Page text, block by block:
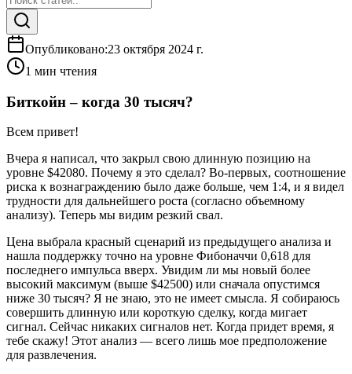
Опубликовано:23 октября 2024 г.
1 мин чтения
Биткойн – когда 30 тысяч?
Всем привет!
Вчера я написал, что закрыл свою длинную позицию на
уровне $42080. Почему я это сделал? Во-первых, соотношение
риска к вознаграждению было даже больше, чем 1:4, и я видел
трудности для дальнейшего роста (согласно объемному
анализу). Теперь мы видим резкий свал.
Цена выбрала красный сценарий из предыдущего анализа и
нашла поддержку точно на уровне Фибоначчи 0,618 для
последнего импульса вверх. Увидим ли мы новый более
высокий максимум (выше $42500) или сначала опустимся
ниже 30 тысяч? Я не знаю, это не имеет смысла. Я собираюсь
совершить длинную или короткую сделку, когда мигает
сигнал. Сейчас никаких сигналов нет. Когда придет время, я
тебе скажу! Этот анализ — всего лишь мое предположение
для развлечения.